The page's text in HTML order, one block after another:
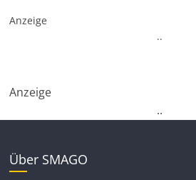
Anzeige
..
Anzeige
..
Über SMAGO